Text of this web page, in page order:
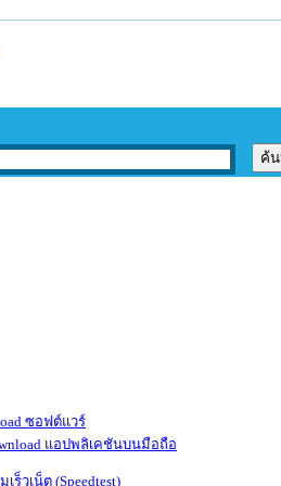
ซอฟต์แวร์
แอปพลิเคชันบนมือถือ
เร็วเน็ต (Speedtest)